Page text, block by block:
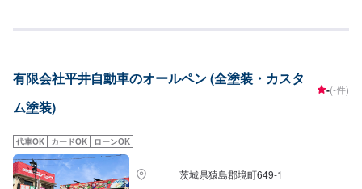
で仕上がりに差が出ます。また専用塗装ブースでゴミをシャットアウトした
ます。オールペンはもちろんレストア・カスタムでお悩みの方は当社にご相
談ください。【オールペン施工事例】●スバル360●シトロエンBX●S2000●イ
ンテグラTYPE-R●FIAT600【パーツ持ち込み可能】持ち込みパーツの対応も
動作確認などで発生した工賃をご請求させていただきますので、あらかじめ
ご了承ください。【代車について】無料代車（無保険時）を24台ご用意して
おります。燃料代はお客さま負担となりますので、ご了承ください。【営業
時間・定休日】営業時間：8:30〜17:30定休日：日・祝・第一、第三月曜日
有限会社平井自動車のオールペン (全塗装・カスタ
ム塗装)
-(-件)
代車OK カードOK ローンOK
茨城県猿島郡境町649-1